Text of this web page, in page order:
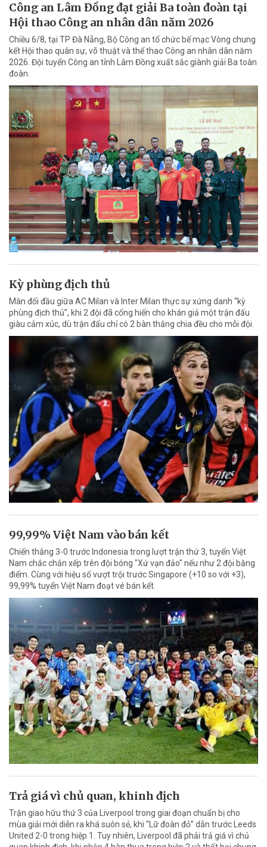
Công an Lâm Đồng đạt giải Ba toàn đoàn tại
Hội thao Công an nhân dân năm 2026
Chiều 6/8, tại TP Đà Nẵng, Bộ Công an tổ chức bế mạc Vòng chung
kết Hội thao quân sự, võ thuật và thể thao Công an nhân dân năm
2026. Đội tuyển Công an tỉnh Lâm Đồng xuất sắc giành giải Ba toàn
đoàn.
Kỳ phùng địch thủ
Màn đối đầu giữa AC Milan và Inter Milan thực sự xứng danh “kỳ
phùng địch thủ”, khi 2 đội đã cống hiến cho khán giả một trận đấu
giàu cảm xúc, dù trận đấu chỉ có 2 bàn thắng chia đều cho mỗi đội.
99,99% Việt Nam vào bán kết
Chiến thắng 3-0 trước Indonesia trong lượt trận thứ 3, tuyển Việt
Nam chắc chắn xếp trên đội bóng "Xứ vạn đảo" nếu như 2 đội bằng
điểm. Cùng với hiệu số vượt trội trước Singapore (+10 so với +3),
99,99% tuyển Việt Nam đoạt vé bán kết.
Trả giá vì chủ quan, khinh địch
Trận giao hữu thứ 3 của Liverpool trong giai đoạn chuẩn bị cho
mùa giải mới diễn ra khá suôn sẻ, khi “Lữ đoàn đỏ” dẫn trước Leeds
United 2-0 trong hiệp 1. Tuy nhiên, Liverpool đã phải trả giá vì chủ